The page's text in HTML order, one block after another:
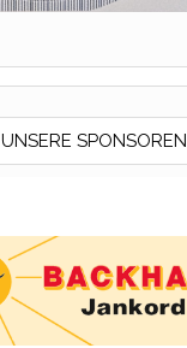
UNSERE SPONSOREN